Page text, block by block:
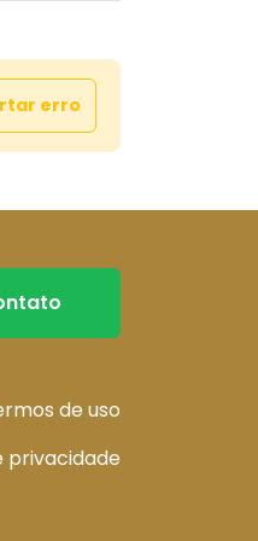
erro
de uso
privacidade